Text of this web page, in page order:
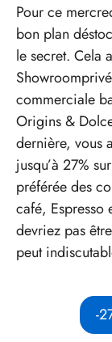
Pour ce
bon plan
le secret. Cela
commerciale
Origins &
dernière, vous
jusqu’à 27%
préférée des
café, Espresso
devriez pas
peut
-